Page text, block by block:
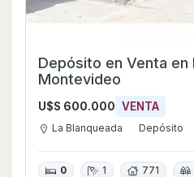
Depósito en Venta en La Blanqueada,
Montevideo
U$S 600.000 VENTA
La Blanqueada Depósito
0 1 771